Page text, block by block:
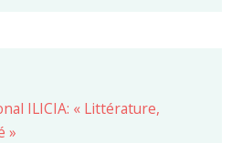
ILICIA: « Littérature,
»